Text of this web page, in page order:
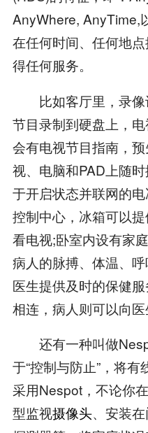
AnyWhere, AnyTime,
在任何时间、任何地
得任何服务。
比如客厅里，录像
节目录制到硬盘上，
会有电视节目指南，
视、电脑和PAD上随
于开启状态并联网的
控制中心，冰箱可以提
看电视;卧室内设有家
病人的脉搏、体温、
医生提供及时的保健
相连，病人则可以向医
还有一种叫做
于“控制与防止”，将有
采用Nespot，不论你
型监视摄像头、安装